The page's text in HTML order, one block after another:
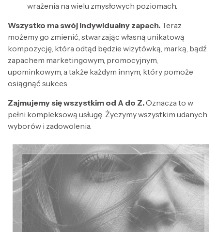
wrażenia na wielu zmysłowych poziomach.
Wszystko ma swój indywidualny zapach. Teraz
możemy go zmienić, stwarzając własną unikatową
kompozycję, która odtąd będzie wizytówką, marką, bądź
zapachem marketingowym, promocyjnym,
upominkowym, a także każdym innym, który pomoże
osiągnąć sukces.
Zajmujemy się wszystkim od A do Z.Oznacza to w
pełni kompleksową usługę. Życzymy wszystkim udanych
wyborów i zadowolenia.